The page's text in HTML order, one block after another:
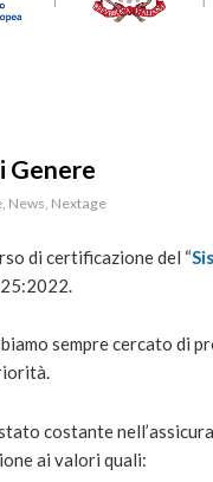
Genere
News Nextage
di certificazione del “
sempre cercato di
costante
ai valori quali: